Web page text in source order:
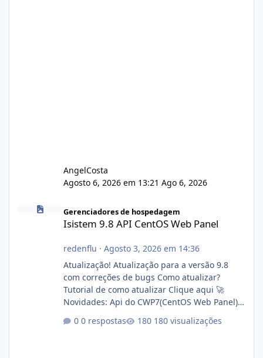
AngelCosta
Agosto 6, 2026 em 13:21 Ago 6, 2026
Isistem 9.8 API CentOS Web Panel
Gerenciadores de hospedagem
Isistem 9.8 API CentOS Web Panel
redenflu · Agosto 3, 2026 em 14:36
Atualização! Atualização para a versão 9.8
com correções de bugs Como atualizar?
Tutorial de como atualizar Clique aqui 🚀
Novidades: Api do CWP7(CentOS Web Panel)
autorizado a usasr o isistem:
0 respostas 180 visualizações